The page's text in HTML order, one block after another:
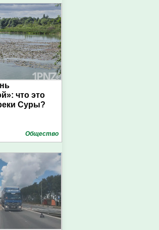
что это
Суры?
Общество